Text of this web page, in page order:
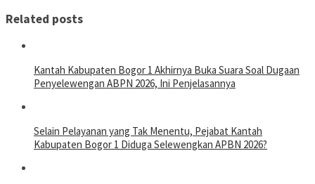
Related posts
Kantah Kabupaten Bogor 1 Akhirnya Buka Suara Soal Dugaan
Penyelewengan ABPN 2026, Ini Penjelasannya
Selain Pelayanan yang Tak Menentu, Pejabat Kantah
Kabupaten Bogor 1 Diduga Selewengkan APBN 2026?